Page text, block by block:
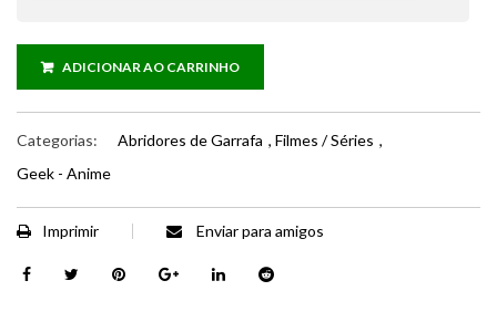
ADICIONAR AO CARRINHO
Categorias: Abridores de Garrafa , Filmes / Séries ,
Geek - Anime
Imprimir Enviar para amigos